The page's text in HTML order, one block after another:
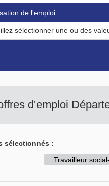
de l'emploi
sélectionner une ou des
d'emploi
sélectionnés :
Travailleur